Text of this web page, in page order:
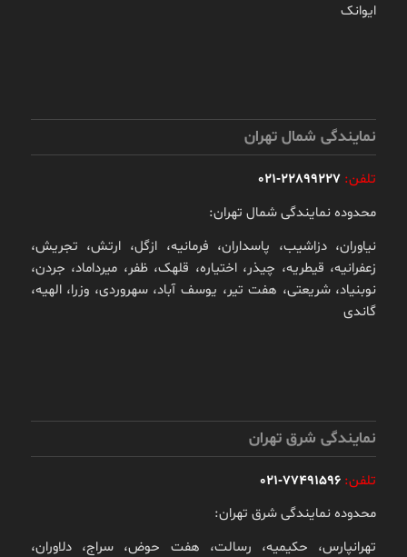
ایوانک
نمایندگی شمال تهران
تلفن: 22899227-021
محدوده نمایندگی شمال تهران:
نیاوران، دزاشیب، پاسداران، فرمانیه، ازگل، ارتش، تجریش،
زعفرانیه، قیطریه، چیذر، اختیاره، قلهک، ظفر، میرداماد، جردن،
نوبنیاد، شریعتی، هفت تیر، یوسف آباد، سهروردی، وزرا، الهیه،
گاندی
نمایندگی شرق تهران
تلفن: 77491596-021
محدوده نمایندگی شرق تهران:
تهرانپارس، حکیمیه، رسالت، هفت حوض، سراج، دلاوران،